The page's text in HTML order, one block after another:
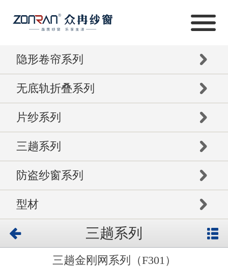
隐形卷帘系列
无底轨折叠系列
片纱系列
三趟系列
防盗纱窗系列
型材
三趟系列
三趟金刚网系列（F301）